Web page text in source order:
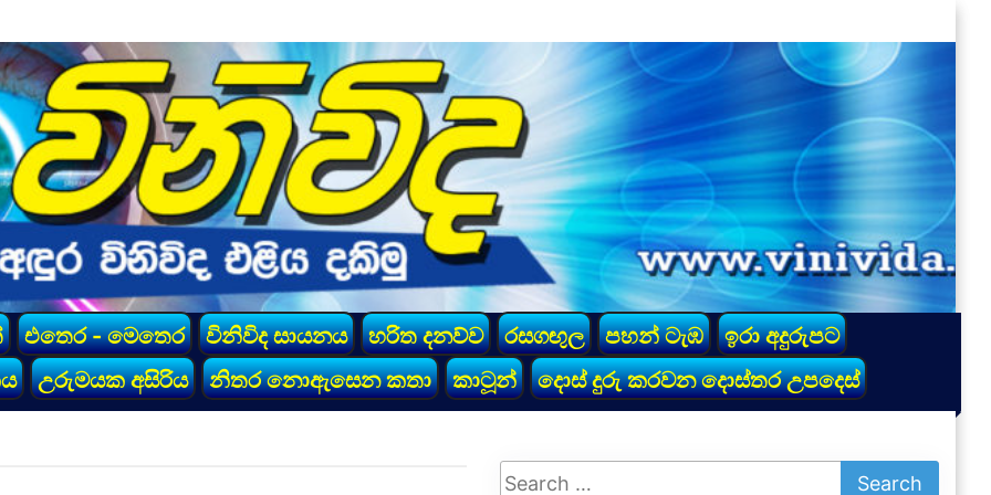
එතෙර - මෙතෙර විනිවිද සායනය හරිත දනව්ව රසගඟුල පහන් ටැඹ
ඉරා අදුරුපට
උරුමයක අසිරිය නිතර නොඇසෙන කතා කාටූන් දොස් දුරු කරවන දොස්තර උපදෙස්